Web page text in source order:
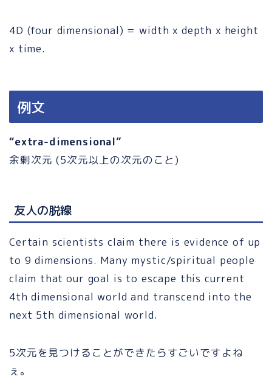
4D (four dimensional) = width x depth x height
x time.
例文
“extra-dimensional”
余剰次元 (5次元以上の次元のこと)
友人の脱線
Certain scientists claim there is evidence of up
to 9 dimensions. Many mystic/spiritual people
claim that our goal is to escape this current
4th dimensional world and transcend into the
next 5th dimensional world.
5次元を見つけることができたらすごいですよね
ぇ。